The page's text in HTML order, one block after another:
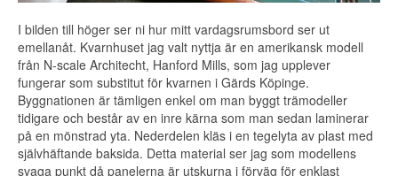
I bilden till höger ser ni hur mitt vardagsrumsbord ser ut
emellanåt. Kvarnhuset jag valt nyttja är en amerikansk modell
från N-scale Architecht, Hanford Mills, som jag upplever
fungerar som substitut för kvarnen i Gärds Köpinge.
Byggnationen är tämligen enkel om man byggt trämodeller
tidigare och består av en inre kärna som man sedan laminerar
på en mönstrad yta. Nederdelen kläs i en tegelyta av plast med
självhäftande baksida. Detta material ser jag som modellens
svaga punkt då panelerna är utskurna i förväg för enklast